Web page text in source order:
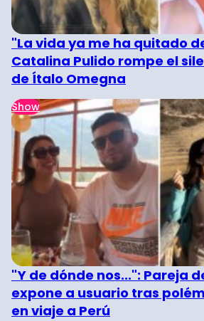
"La vida ya me ha quitado
Catalina Pulido rompe el
de Ítalo Omegna
Show
"Y de dónde nos...": Pareja
expone a usuario tras
en viaje a Perú